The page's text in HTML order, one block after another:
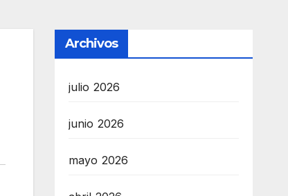
Archivos
julio 2026
junio 2026
mayo 2026